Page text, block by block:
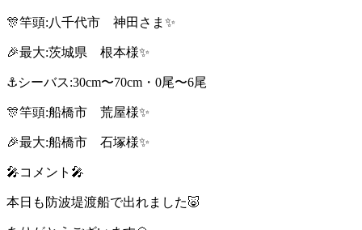
🎊竿頭:八千代市 神田さま✨
🎉最大:茨城県 根本様✨
⚓️シーバス:30cm〜70cm・0尾〜6尾
🎊竿頭:船橋市 荒屋様✨
🎉最大:船橋市 石塚様✨
🎤コメント🎤
本日も防波堤渡船で出れました🐷